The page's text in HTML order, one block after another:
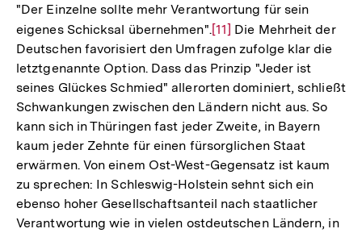
"Der Einzelne sollte mehr Verantwortung für sein
eigenes Schicksal übernehmen".Zur
Auflösung
der
Fußnote
[11] Die Mehrheit der
Deutschen favorisiert den Umfragen zufolge klar die
letztgenannte Option. Dass das Prinzip "Jeder ist
seines Glückes Schmied" allerorten dominiert, schließt
Schwankungen zwischen den Ländern nicht aus. So
kann sich in Thüringen fast jeder Zweite, in Bayern
kaum jeder Zehnte für einen fürsorglichen Staat
erwärmen. Von einem Ost-West-Gegensatz ist kaum
zu sprechen: In Schleswig-Holstein sehnt sich ein
ebenso hoher Gesellschaftsanteil nach staatlicher
Verantwortung wie in vielen ostdeutschen Ländern, in